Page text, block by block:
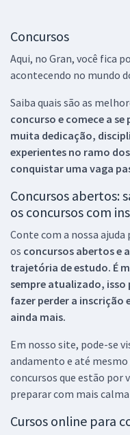
Concursos
Aqui, no Gran, você fica
acontecendo no mundo
Saiba quais são as
concurso e comece a
muita dedicação,
experientes no ramo dos
conquistar uma vaga
Concursos abertos:
os concursos com
Conte com a nossa ajuda
os concursos abertos e
trajetória de estudo. É
sempre atualizado, isso
fazer perder a inscrição
ainda mais.
Em nosso site, pode-se
andamento e até
concursos que estão por
preparar com mais
Cursos online para